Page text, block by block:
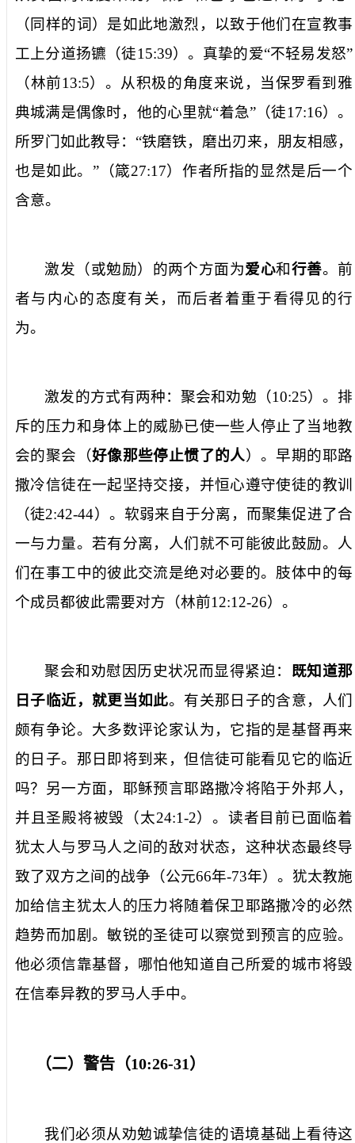
（同样的词）是如此地激烈，以致于他们在宣教事
工上分道扬镳（徒15:39）。真挚的爱“不轻易发怒”
（林前13:5）。从积极的角度来说，当保罗看到雅
典城满是偶像时，他的心里就“着急”（徒17:16）。
所罗门如此教导：“铁磨铁，磨出刃来，朋友相感，
也是如此。”（箴27:17）作者所指的显然是后一个
含意。
激发（或勉励）的两个方面为爱心和行善。前
者与内心的态度有关，而后者着重于看得见的行
为。
激发的方式有两种：聚会和劝勉（10:25）。排
斥的压力和身体上的威胁已使一些人停止了当地教
会的聚会（好像那些停止惯了的人）。早期的耶路
撒冷信徒在一起坚持交接，并恒心遵守使徒的教训
（徒2:42-44）。软弱来自于分离，而聚集促进了合
一与力量。若有分离，人们就不可能彼此鼓励。人
们在事工中的彼此交流是绝对必要的。肢体中的每
个成员都彼此需要对方（林前12:12-26）。
聚会和劝慰因历史状况而显得紧迫： 既知道那
日子临近，就更当如此。有关那日子的含意，人们
颇有争论。大多数评论家认为，它指的是基督再来
的日子。那日即将到来，但信徒可能看见它的临近
吗？另一方面，耶稣预言耶路撒冷将陷于外邦人，
并且圣殿将被毁（太24:1-2）。读者目前已面临着
犹太人与罗马人之间的敌对状态，这种状态最终导
致了双方之间的战争（公元66年-73年）。犹太教施
加给信主犹太人的压力将随着保卫耶路撒冷的必然
趋势而加剧。敏锐的圣徒可以察觉到预言的应验。
他必须信靠基督，哪怕他知道自己所爱的城市将毁
在信奉异教的罗马人手中。
（二）警告（10:26-31 ）
我们必须从劝勉诚挚信徒的语境基础上看待这